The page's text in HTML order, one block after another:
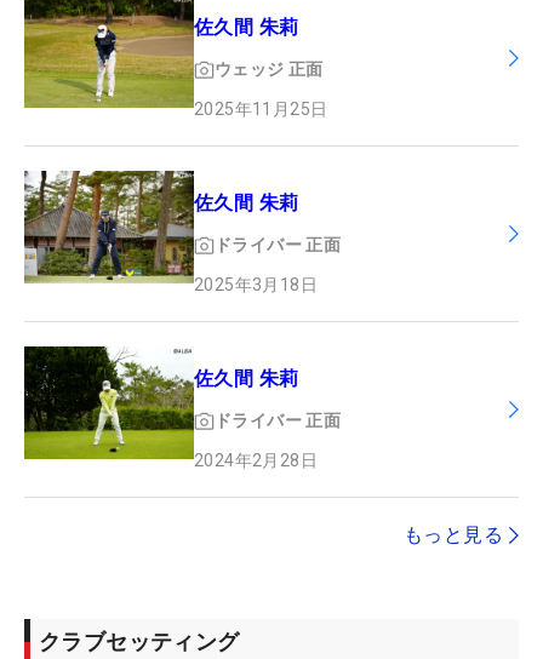
佐久間 朱莉
ウェッジ 正面
2025年11月25日
佐久間 朱莉
ドライバー 正面
2025年3月18日
佐久間 朱莉
ドライバー 正面
2024年2月28日
もっと見る
クラブセッティング